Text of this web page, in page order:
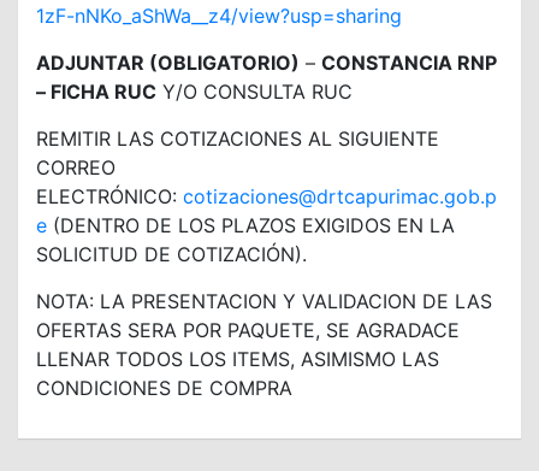
1zF-nNKo_aShWa__z4/view?usp=sharing
ADJUNTAR (OBLIGATORIO) – CONSTANCIA RNP
– FICHA RUC Y/O CONSULTA RUC
REMITIR LAS COTIZACIONES AL SIGUIENTE
CORREO
ELECTRÓNICO: cotizaciones@drtcapurimac.gob.p
e (DENTRO DE LOS PLAZOS EXIGIDOS EN LA
SOLICITUD DE COTIZACIÓN).
NOTA: LA PRESENTACION Y VALIDACION DE LAS
OFERTAS SERA POR PAQUETE, SE AGRADACE
LLENAR TODOS LOS ITEMS, ASIMISMO LAS
CONDICIONES DE COMPRA